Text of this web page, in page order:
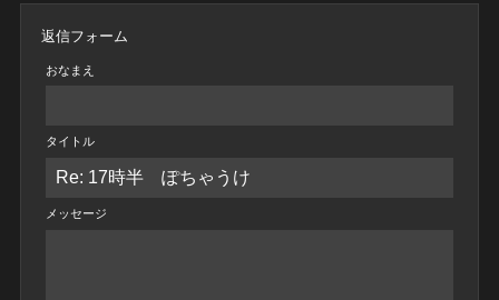
返信フォーム
おなまえ
タイトル
メッセージ